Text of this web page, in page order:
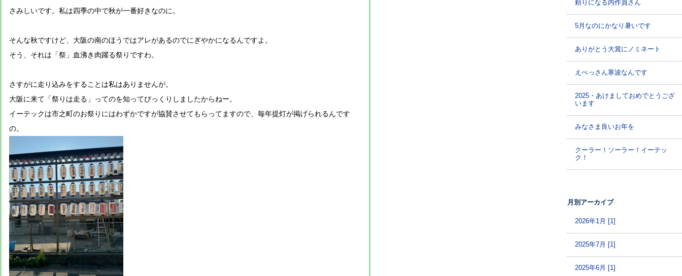
さみしいです。私は四季の中で秋が一番好きなのに。
そんな秋ですけど、大阪の南のほうではアレがあるのでにぎやかになるんですよ。
そう、それは「祭」血沸き肉躍る祭りですわ。
さすがに走り込みをすることは私はありませんが。
大阪に来て「祭りは走る」ってのを知ってびっくりしましたからねー。
イーテックは市之町のお祭りにはわずかですが協賛させてもらってますので、毎年提灯が掲げられるんです
の。
頼りになる内作員さん
5月なのにかなり暑いです
ありがとう大賞にノミネート
えべっさん寒波なんです
2025・あけましておめでとうござ
います
みなさま良いお年を
クーラー！ソーラー！イーテッ
ク！
月別アーカイブ
2026年1月 [1]
2025年7月 [1]
2025年6月 [1]